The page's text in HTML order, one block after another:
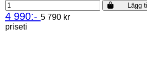
Lägg
4 990:- 5 790 kr
priseti